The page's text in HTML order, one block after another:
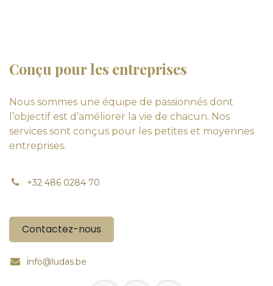
Conçu pour les entreprises
Nous sommes une équipe de passionnés dont
l’objectif est d’améliorer la vie de chacun. Nos
services sont conçus pour les petites et moyennes
entreprises.
+32 486 0284 70
Contactez-nous
info@ludas.be